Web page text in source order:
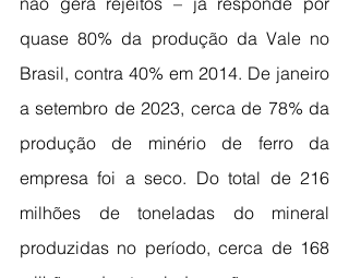
quase 80% da produção da Vale no
Brasil, contra 40% em 2014. De janeiro
a setembro de 2023, cerca de 78% da
produção de minério de ferro da
empresa foi a seco. Do total de 216
milhões de toneladas do mineral
produzidas no período, cerca de 168